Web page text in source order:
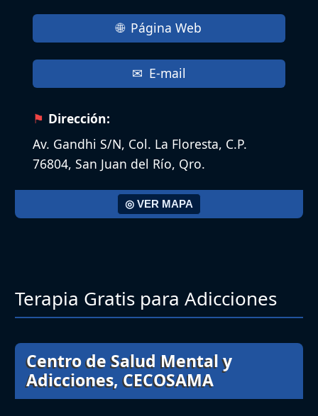
Página Web
E-mail
Dirección:
Av. Gandhi S/N, Col. La Floresta, C.P.
76804, San Juan del Río, Qro.
◎ VER MAPA
Terapia Gratis para Adicciones
Centro de Salud Mental y
Adicciones, CECOSAMA